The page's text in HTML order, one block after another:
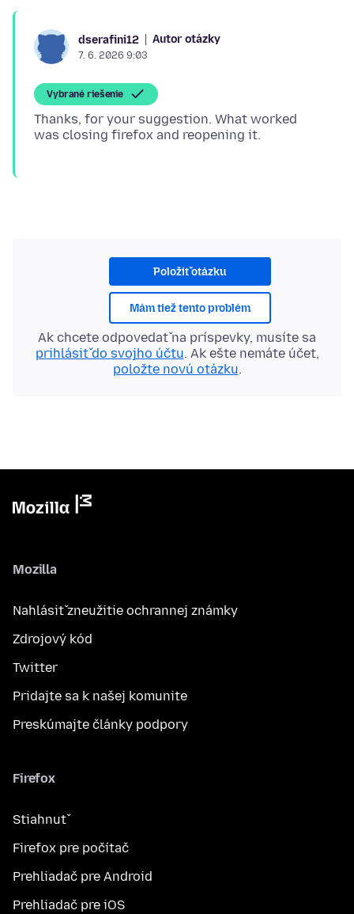
dserafini12 Autor otázky
7. 6. 2026 9:03
Vybrané riešenie
Thanks, for your suggestion. What worked
Položiť otázku
Mám tiež tento problém
Ak chcete odpovedať na príspevky, musíte sa
prihlásiť do svojho účtu. Ak ešte nemáte účet,
položte novú otázku.
Mozilla
Nahlásiť zneužitie ochrannej známky
Zdrojový kód
Twitter
Pridajte sa k našej komunite
Preskúmajte články podpory
Firefox
Stiahnuť
Firefox pre počítač
Prehliadač pre Android
Prehliadač pre iOS